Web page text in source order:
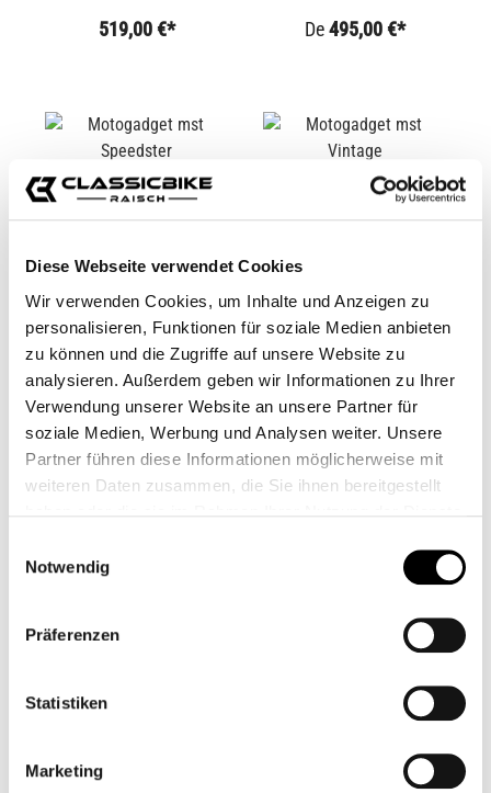
Diese Webseite verwendet Cookies
Wir verwenden Cookies, um Inhalte und Anzeigen zu
personalisieren, Funktionen für soziale Medien anbieten
zu können und die Zugriffe auf unsere Website zu
analysieren. Außerdem geben wir Informationen zu Ihrer
Verwendung unserer Website an unsere Partner für
soziale Medien, Werbung und Analysen weiter. Unsere
Partner führen diese Informationen möglicherweise mit
weiteren Daten zusammen, die Sie ihnen bereitgestellt
Notwendig
Präferenzen
Statistiken
Marketing
519,00 €* De495,00 €*
MOTOGADGET MST
SPEEDSTER
CB00234M
De 275,00 €*
MOTOGADGET MST
VINTAGE
CB00235
329,00 €*
MOTOGADGET
MOTOSCOPE MINI